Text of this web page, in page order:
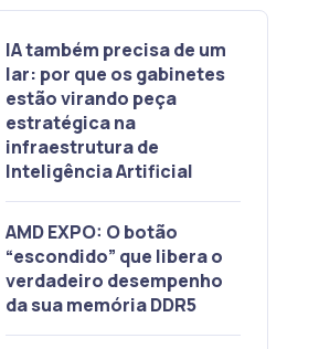
IA também precisa de um
lar: por que os gabinetes
estão virando peça
estratégica na
infraestrutura de
Inteligência Artificial
AMD EXPO: O botão
“escondido” que libera o
verdadeiro desempenho
da sua memória DDR5